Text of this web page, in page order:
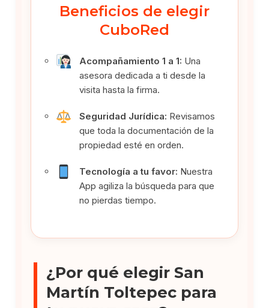
Beneficios de elegir
CuboRed
Acompañamiento 1 a 1: Una
asesora dedicada a ti desde la
visita hasta la firma.
Seguridad Jurídica: Revisamos
que toda la documentación de la
propiedad esté en orden.
Tecnología a tu favor: Nuestra
App agiliza la búsqueda para que
no pierdas tiempo.
¿Por qué elegir San
Martín Toltepec para